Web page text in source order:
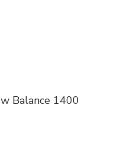
Balance 1400